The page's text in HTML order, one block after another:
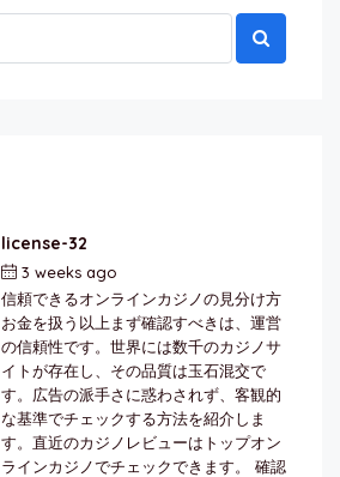
license-32
3 weeks ago
信頼できるオンラインカジノの見分け方
お金を扱う以上まず確認すべきは、運営
の信頼性です。世界には数千のカジノサ
イトが存在し、その品質は玉石混交で
す。広告の派手さに惑わされず、客観的
な基準でチェックする方法を紹介しま
す。直近のカジノレビューはトップオン
ラインカジノでチェックできます。 確認